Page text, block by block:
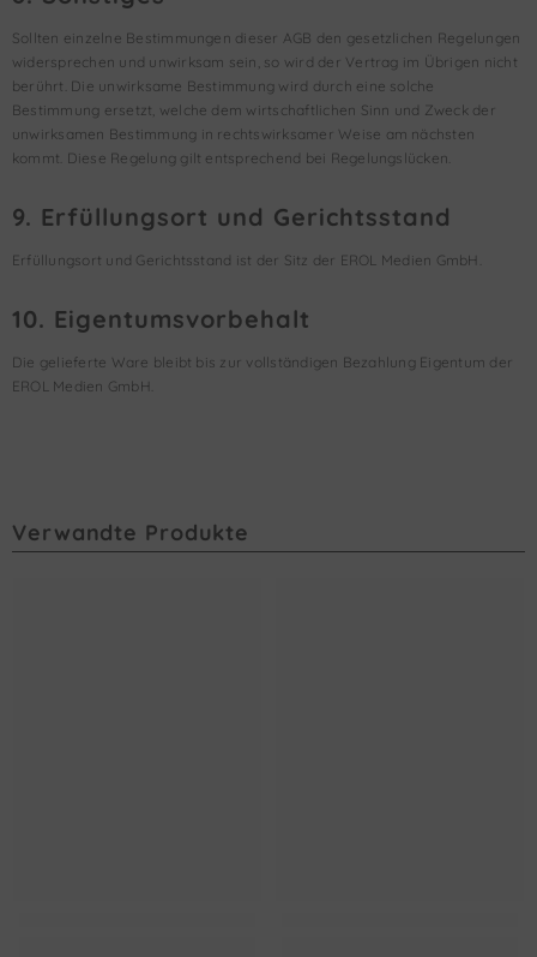
Sollten einzelne Bestimmungen dieser AGB den gesetzlichen Regelungen
widersprechen und unwirksam sein, so wird der Vertrag im Übrigen nicht
berührt. Die unwirksame Bestimmung wird durch eine solche
Bestimmung ersetzt, welche dem wirtschaftlichen Sinn und Zweck der
unwirksamen Bestimmung in rechtswirksamer Weise am nächsten
kommt. Diese Regelung gilt entsprechend bei Regelungslücken.
9. Erfüllungsort und Gerichtsstand
Erfüllungsort und Gerichtsstand ist der Sitz der EROL Medien GmbH.
10. Eigentumsvorbehalt
Die gelieferte Ware bleibt bis zur vollständigen Bezahlung Eigentum der
EROL Medien GmbH.
Verwandte Produkte